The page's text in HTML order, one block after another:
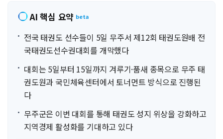
AI 핵심 요약 beta
전국 태권도 선수들이 5일 무주서 제12회 태권도원배 전
국태권도선수권대회를 개막했다
대회는 5일부터 15일까지 겨루기·품새 종목으로 무주 태
권도원과 국민체육센터에서 토너먼트 방식으로 진행된
다
무주군은 이번 대회를 통해 태권도 성지 위상을 강화하고
지역경제 활성화를 기대하고 있다